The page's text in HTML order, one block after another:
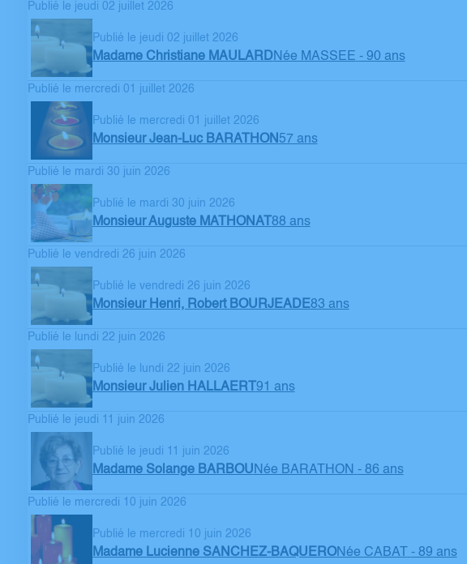
Publié le jeudi 02 juillet 2026
Publié le jeudi 02 juillet 2026
Madame Christiane MAULARDNée MASSEE - 90 ans
Publié le mercredi 01 juillet 2026
Publié le mercredi 01 juillet 2026
Monsieur Jean-Luc BARATHON 57 ans
Publié le mardi 30 juin 2026
Publié le mardi 30 juin 2026
Monsieur Auguste MATHONAT 88 ans
Publié le vendredi 26 juin 2026
Publié le vendredi 26 juin 2026
Monsieur Henri, Robert BOURJEADE83 ans
Publié le lundi 22 juin 2026
Publié le lundi 22 juin 2026
Monsieur Julien HALLAERT 91 ans
Publié le jeudi 11 juin 2026
Publié le jeudi 11 juin 2026
Madame Solange BARBOU Née BARATHON - 86 ans
Publié le mercredi 10 juin 2026
Publié le mercredi 10 juin 2026
Madame Lucienne SANCHEZ-BAQUERONée CABAT - 89 ans